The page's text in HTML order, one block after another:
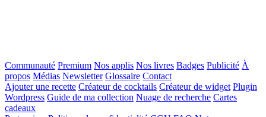
Communauté Premium Nos applis Nos livres Badges Publicité À
propos Médias Newsletter Glossaire Contact
Ajouter une recette Créateur de cocktails Créateur de widget Plugin
Wordpress Guide de ma collection Nuage de recherche Cartes
cadeaux